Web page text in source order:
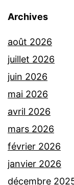
Archives
août 2026
juillet 2026
juin 2026
mai 2026
avril 2026
mars 2026
février 2026
janvier 2026
décembre